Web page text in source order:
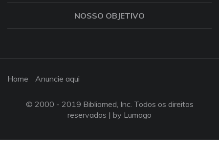
NOSSO OBJETIVO
Home Anuncie aqui
© 2000 - 2019 Bibliomed, Inc. Todos os direitos
reservados | by Lumago